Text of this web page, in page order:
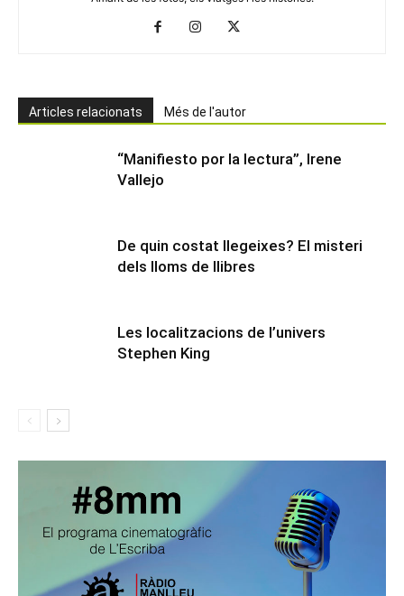
Articles relacionats Més de l'autor
“Manifiesto por la lectura”, Irene
Vallejo
De quin costat llegeixes? El misteri
dels lloms de llibres
Les localitzacions de l’univers
Stephen King